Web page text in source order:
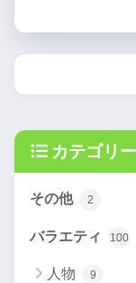
カテゴリー
その他 2
バラエティ 100
人物 9